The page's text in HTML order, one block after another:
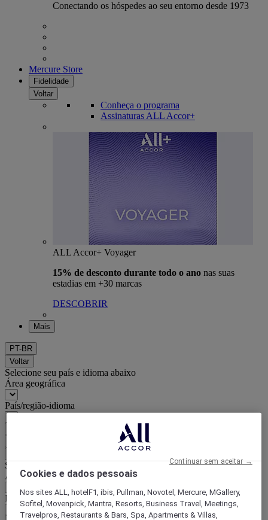
Conectando os hóspedes ao seu entorno desde 1973
Mercure Store
Fidelidade
Voltar
Conheça o programa
Assinaturas ALL Accor+
ALL Accor+ Voyager
15% de desconto durante todo o ano nas suas
estadias em +30 marcas
DESCOBRIR
Mais
PT-BR
Voltar
Selecione seu país e idioma abaixo
Área geográfica
País/região-idioma
Selecione sua moeda abaixo
Área geográfica
Moeda
Cookies e dados pessoais
Nos sites ALL, hotelF1, ibis, Pullman, Novotel, Mercure, MGallery,
Sofitel, Movenpick, Mantra, Resorts, Business Travel, Meetings,
Travelpros, Restaurants & Bars, Spa, Apartments & Villas,
Continuar sem aceitar →